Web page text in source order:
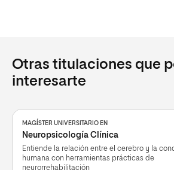
Otras titulaciones que
interesarte
MAGÍSTER UNIVERSITARIO EN
Neuropsicología Clínica
Entiende la relación entre el cerebro y la
humana con herramientas prácticas de
neurorrehabilitación